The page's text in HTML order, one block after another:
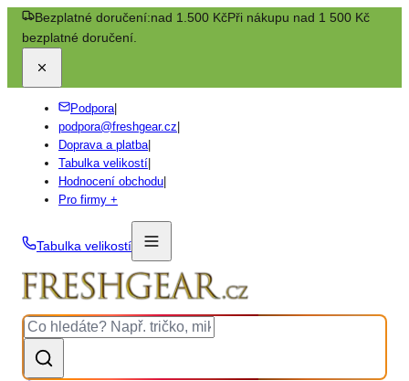
Bezplatné doručení:nad 1.500 KčPři nákupu nad 1 500 Kč
bezplatné doručení.
Podpora|
podpora@freshgear.cz
Doprava a platba|
Tabulka velikostí
Hodnocení obchodu
Pro firmy +
Tabulka velikostí